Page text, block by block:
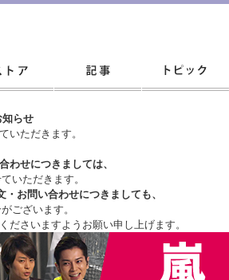
らせ
いただきます。
わせにつきましては、
いただきます。
・ お問い合わせにつきましても、
ございます。
ださいますようお願い申し上げます。